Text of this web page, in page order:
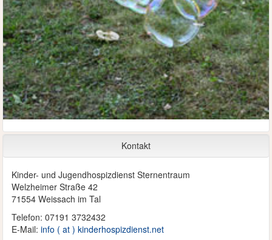
Kontakt
Kinder- und Jugendhospizdienst Sternentraum
Welzheimer Straße 42
71554 Weissach im Tal
Telefon: 07191 3732432
E-Mail: info ( at ) kinderhospizdienst.net